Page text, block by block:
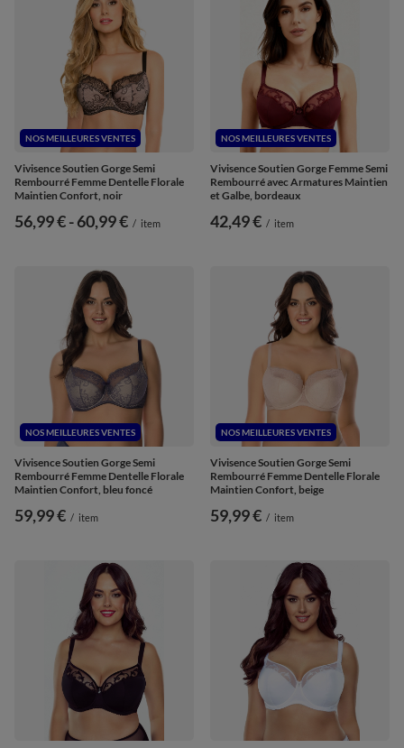
NOS MEILLEURES VENTES
Vivisence Soutien Gorge Semi
Rembourré Femme Dentelle Florale
Maintien Confort, noir
de
56,99 €-vers le bas
60,99 € / item
NOS MEILLEURES VENTES
Vivisence Soutien Gorge Femme Semi
Rembourré avec Armatures Maintien
et Galbe, bordeaux
42,49 € / item
NOS MEILLEURES VENTES
Vivisence Soutien Gorge Semi
Rembourré Femme Dentelle Florale
Maintien Confort, bleu foncé
59,99 € / item
NOS MEILLEURES VENTES
Vivisence Soutien Gorge Semi
Rembourré Femme Dentelle Florale
Maintien Confort, beige
59,99 € / item